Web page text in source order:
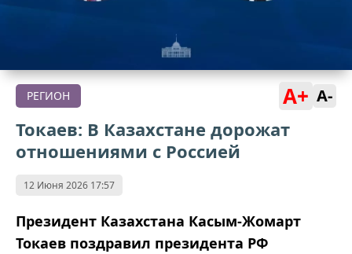
РЕГИОН A+ A-
Токаев: В Казахстане дорожат
отношениями с Россией
12 Июня 2026 17:57
Президент Казахстана Касым-Жомарт
Токаев поздравил президента РФ